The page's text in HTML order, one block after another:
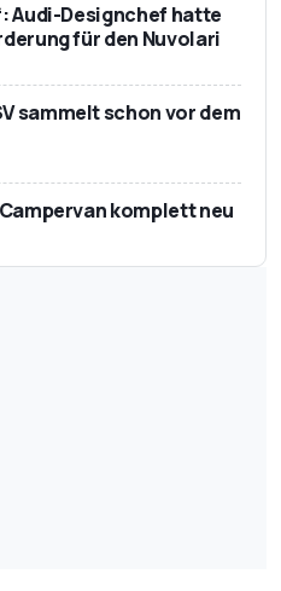
Audi-Designchef hatte
für den Nuvolari
sammelt schon vor dem
komplett neu